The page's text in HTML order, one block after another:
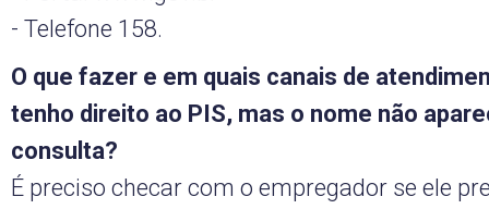
- Telefone 158.
O que fazer e em quais canais de
tenho direito ao PIS, mas o nome não
consulta?
É preciso checar com o empregador se ele